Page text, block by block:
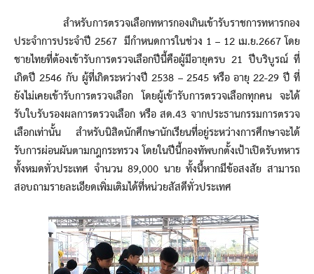
สำหรับการตรวจเลือกทหารกองเกินเข้ารับราชการทหารกอง
ประจำการประจำปี 2567 มีกำหนดการในช่วง 1 – 12 เม.ย.2667 โดย
ชายไทยที่ต้องเข้ารับการตรวจเลือกปีนี้คือผู้มีอายุครบ 21 ปีบริบูรณ์ ที่
เกิดปี 2546 กับ ผู้ที่เกิดระหว่างปี 2538 – 2545 หรือ อายุ 22-29 ปี ที่
ยังไม่เคยเข้ารับการตรวจเลือก โดยผู้เข้ารับการตรวจเลือกทุกคน จะได้
รับใบรับรองผลการตรวจเลือก หรือ สด.43 จากประธานกรรมการตรวจ
เลือกเท่านั้น สำหรับนิสิตนักศึกษานักเรียนที่อยู่ระหว่างการศึกษาจะได้
รับการผ่อนผันตามกฎกระทรวง โดยในปีนี้กองทัพบกตั้งเป้าเปิดรับทหาร
ทั้งหมดทั่วประเทศ จำนวน 89,000 นาย ทั้งนี้หากมีข้อสงสัย สามารถ
สอบถามรายละเอียดเพิ่มเติมได้ที่หน่วยสัสดีทั่วประเทศ